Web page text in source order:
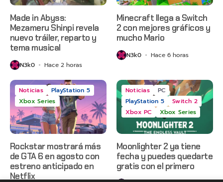
Made in Abyss:
Mezameru Shinpi revela
nuevo tráiler, reparto y
tema musical
N3k0 Hace 2 horas
Minecraft llega a Switch
2 con mejores gráficos y
mucho Mario
N3k0 Hace 6 horas
Noticias
PlayStation 5
Xbox Series
Rockstar mostrará más
de GTA 6 en agosto con
estreno anticipado en
Netflix
Noticias
PC
PlayStation 5
Switch 2
Xbox PC
Xbox Series
Moonlighter 2 ya tiene
fecha y puedes quedarte
gratis con el primero